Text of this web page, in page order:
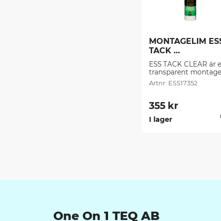
MONTAGELIM
TACK
TRANSPARENT
(0,29 l/frp)
ESS TACK CLEAR är
transparent montage
lim med direkt
lastbärande förmåga –
ESS17352
355kr
I lager
One On 1 TEQ AB